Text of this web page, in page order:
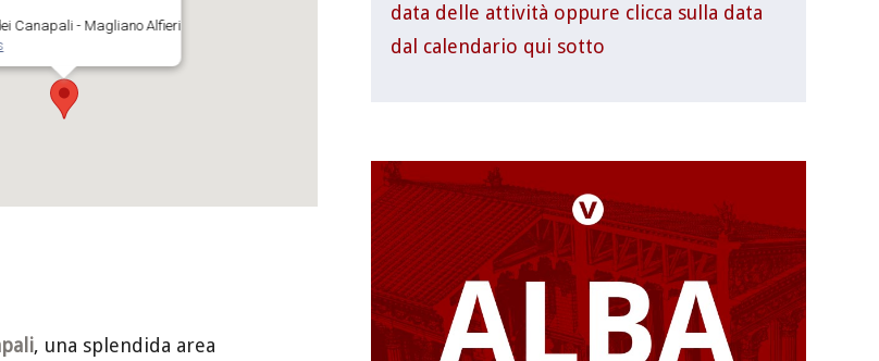
Canapali - Magliano Alfieri
, una splendida area
data delle attività oppure clicca sulla data
dal calendario qui sotto